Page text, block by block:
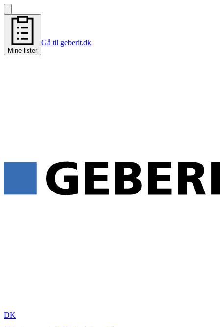
Mine lister
Gå til geberit.dk
DK